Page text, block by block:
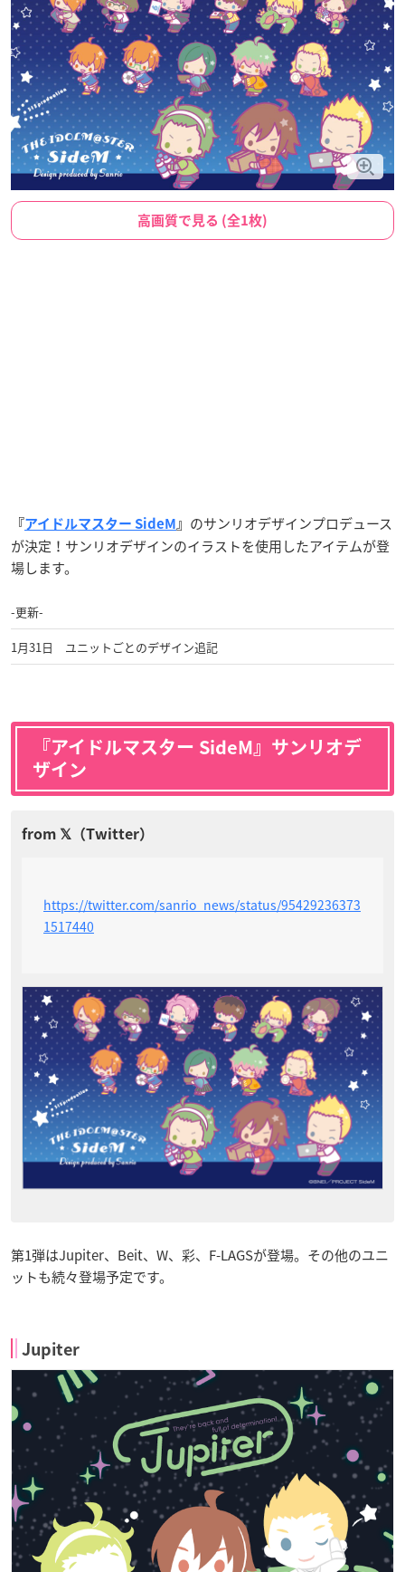
高画質で見る (全1枚)
『アイドルマスター SideM 』 のサンリオデザインプロデュース
が決定！サンリオデザインのイラストを使用したアイテムが登
場します。
-更新-
1月31日 ユニットごとのデザイン追記
『アイドルマスター SideM』サンリオデ
ザイン
https://twitter.com/sanrio_news/status/95429236373
1517440
第1弾はJupiter、Beit、W、彩、F-LAGSが登場。その他のユニ
ットも続々登場予定です。
Jupiter